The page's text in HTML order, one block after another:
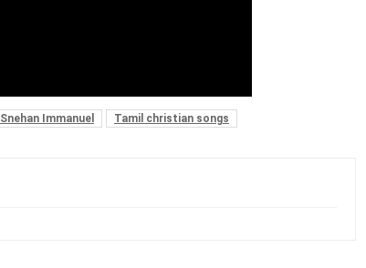
Snehan Immanuel Tamil christian songs